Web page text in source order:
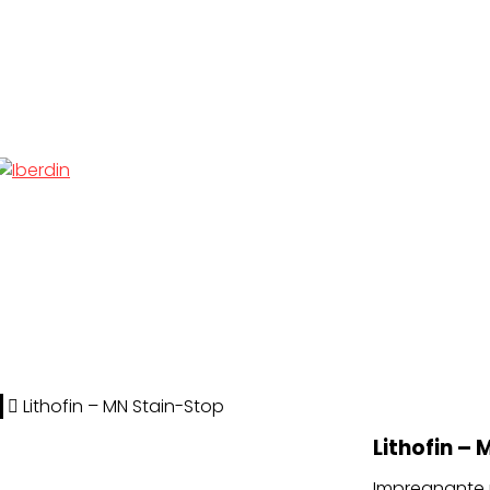
Lithofin – MN Stain-Stop
Lithofin –